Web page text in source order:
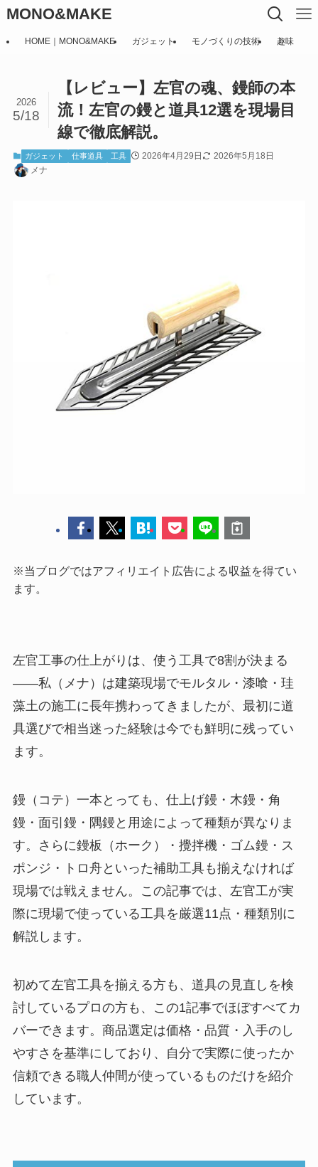
MONO&MAKE
HOME｜MONO&MAKE ガジェット モノづくりの技術 趣味
【レビュー】左官の魂、鏝師の本
流！左官の鏝と道具12選を現場目
線で徹底解説。
2026
5/18
ガジェット 仕事道具 工具 2026年4月29日
2026年5月18日
メナ
※当ブログではアフィリエイト広告による収益を得てい
ます。
左官工事の仕上がりは、使う工具で8割が決まる
——私（メナ）は建築現場でモルタル・漆喰・珪
藻土の施工に長年携わってきましたが、最初に道
具選びで相当迷った経験は今でも鮮明に残ってい
ます。
鏝（コテ）一本とっても、仕上げ鏝・木鏝・角
鏝・面引鏝・隅鏝と用途によって種類が異なりま
す。さらに鏝板（ホーク）・攪拌機・ゴム鏝・ス
ポンジ・トロ舟といった補助工具も揃えなければ
現場では戦えません。この記事では、左官工が実
際に現場で使っている工具を厳選11点・種類別に
解説します。
初めて左官工具を揃える方も、道具の見直しを検
討しているプロの方も、この1記事でほぼすべてカ
バーできます。商品選定は価格・品質・入手のし
やすさを基準にしており、自分で実際に使ったか
信頼できる職人仲間が使っているものだけを紹介
しています。